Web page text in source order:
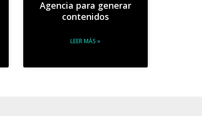
Agencia para generar
contenidos
LEER MÁS »